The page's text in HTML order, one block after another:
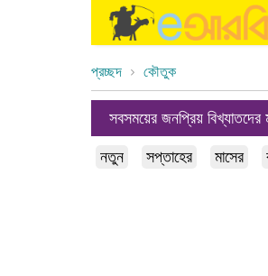
প্রচ্ছদ কৌতুক
সবসময়ের জনপ্রিয়
নতুন সপ্তাহের মাসের